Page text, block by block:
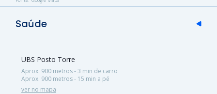
Saúde
UBS Posto Torre
Aprox. 900 metros - 3 min de carro
Aprox. 900 metros - 15 min a pé
ver no mapa